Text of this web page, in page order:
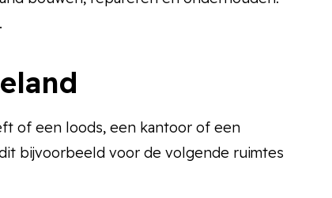
of een loods, een kantoor of een
bijvoorbeeld voor de volgende ruimtes